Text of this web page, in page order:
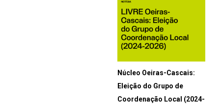
Núcleo Oeiras-Cascais:
Eleição do Grupo de
Coordenação Local (2024-